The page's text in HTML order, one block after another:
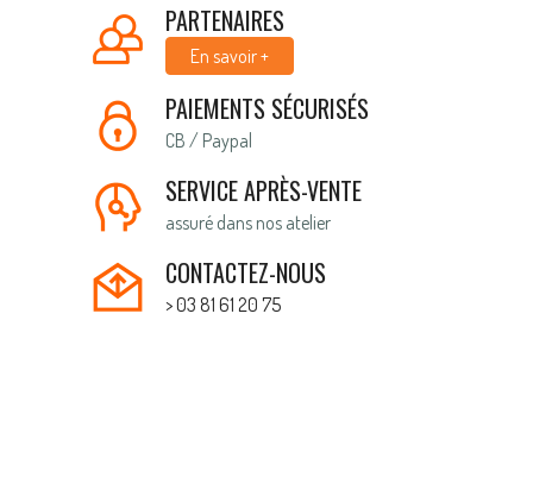
PARTENAIRES
En savoir +
PAIEMENTS SÉCURISÉS
CB / Paypal
SERVICE APRÈS-VENTE
assuré dans nos atelier
CONTACTEZ-NOUS
> 03 81 61 20 75